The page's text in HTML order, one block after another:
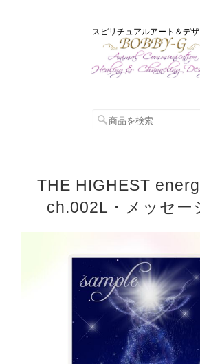
スピリチュアルアート＆デ
THE HIGHEST
ch.002L・メッセー